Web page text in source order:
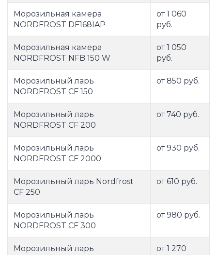
Морозильная камера
NORDFROST DF168IAP
от 1 060
руб.
Морозильная камера
NORDFROST NFB 150 W
от 1 050
руб.
Морозильный ларь
NORDFROST CF 150
от 850 руб.
Морозильный ларь
NORDFROST CF 200
от 740 руб.
Морозильный ларь
NORDFROST CF 2000
от 930 руб.
Морозильный ларь Nordfrost
CF 250
от 610 руб.
Морозильный ларь
NORDFROST CF 300
от 980 руб.
Морозильный ларь
от 1 270